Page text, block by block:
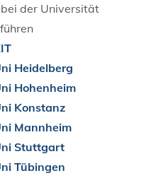
der Universität
Heidelberg
Hohenheim
Konstanz
Mannheim
Stuttgart
Tübingen